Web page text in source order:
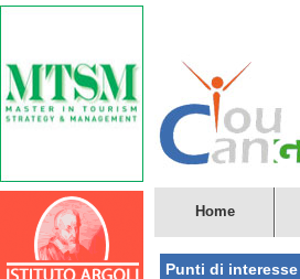
Home
Punti di interesse